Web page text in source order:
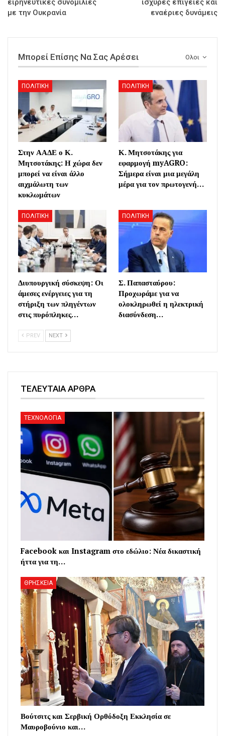
ειρηνευτικές συνομιλίες
με την Ουκρανία
ισχυρές επίγειες και
εναέριες δυνάμεις
Ολοι
Μπορεί Επίσης Να Σας Αρέσει
ΠΟΛΙΤΙΚΗ
Στην ΑΑΔΕ ο Κ.
Μητσοτάκης: Η χώρα δεν
μπορεί να είναι άλλο
αιχμάλωτη των
κυκλωμάτων
ΠΟΛΙΤΙΚΗ
Κ. Μητσοτάκης για
εφαρμογή myAGRO:
Σήμερα είναι μια μεγάλη
μέρα για τον πρωτογενή…
ΠΟΛΙΤΙΚΗ
Διυπουργική σύσκεψη: Οι
άμεσες ενέργειες για τη
στήριξη των πληγέντων
στις πυρόπληκες…
ΠΟΛΙΤΙΚΗ
Σ. Παπασταύρου:
Προχωράμε για να
ολοκληρωθεί η ηλεκτρική
διασύνδεση…
PREV NEXT
ΤΕΛΕΥΤΑΙΑ ΑΡΘΡΑ
ΤΕΧΝΟΛΟΓΙΑ
Facebook και Instagram στο εδώλιο: Νέα δικαστική
ήττα για τη…
ΘΡΗΣΚΕΙΑ
Βούτσιτς και Σερβική Ορθόδοξη Εκκλησία σε
Μαυροβούνιο και…